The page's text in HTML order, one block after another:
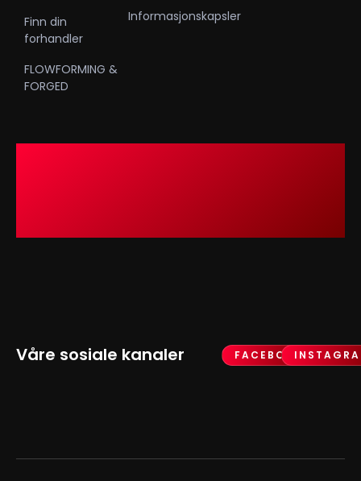
Finn din
forhandler
FLOWFORMING &
FORGED
Informasjonskapsler
Våre sosiale kanaler FACEBOOK